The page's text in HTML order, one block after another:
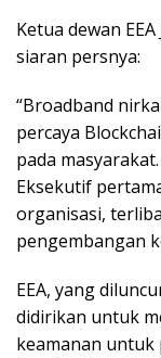
Ketua dewan
siaran persnya:
“Broadband
percaya
pada
Eksekutif
organisasi,
pengembangan
EEA, yang
didirikan untuk
keamanan untuk